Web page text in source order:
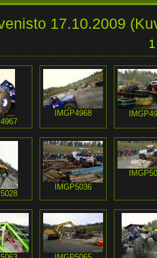
17.10.2009
IMGP4968
IMGP5036